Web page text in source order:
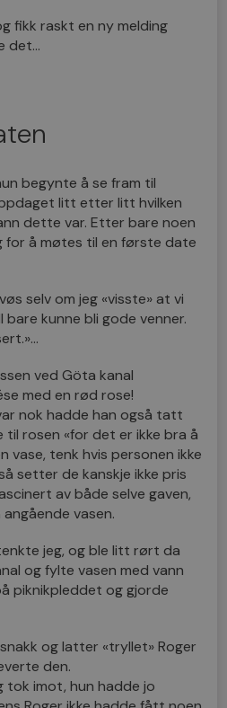
fikk raskt en ny melding
det…
begynte å se fram til
litt etter litt hvilken
dette var. Etter bare noen
for å møtes til en første date
selv om jeg «visste» at vi
bare kunne bli gode venner.
ved Göta kanal
med en rød rose!
nok hadde han også tatt
til rosen «for det er ikke bra å
vase, tenk hvis personen ikke
setter de kanskje ikke pris
av både selve gaven,
vasen.
jeg, og ble litt rørt da
og fylte vasen med vann
piknikpleddet og gjorde
og latter «tryllet» Roger
den.
imot, hun hadde jo